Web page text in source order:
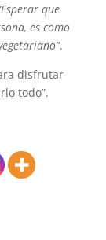
que
es como
.
disfrutar
todo”.